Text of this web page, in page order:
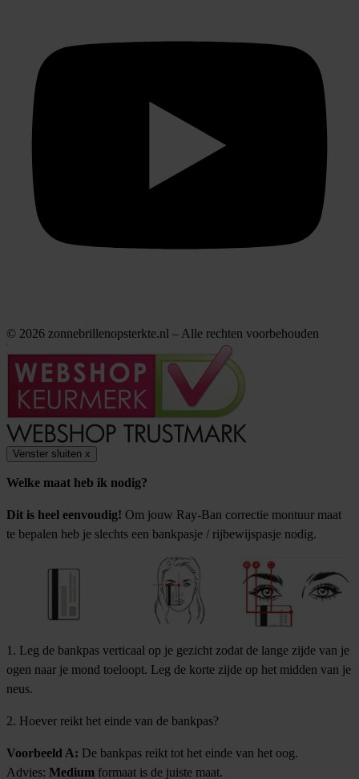
© 2026 zonnebrillenopsterkte.nl – Alle rechten voorbehouden
Venster sluiten x
Welke maat heb ik nodig?
Dit is heel eenvoudig! Om jouw Ray-Ban correctie montuur maat
te bepalen heb je slechts een bankpasje / rijbewijspasje nodig.
1. Leg de bankpas verticaal op je gezicht zodat de lange zijde van je
ogen naar je mond toeloopt. Leg de korte zijde op het midden van je
neus.
2. Hoever reikt het einde van de bankpas?
Voorbeeld A: De bankpas reikt tot het einde van het oog.
Advies: Medium formaat is de juiste maat.